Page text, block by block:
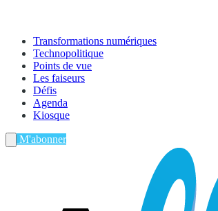
Transformations numériques
Technopolitique
Points de vue
Les faiseurs
Défis
Agenda
Kiosque
M'abonner